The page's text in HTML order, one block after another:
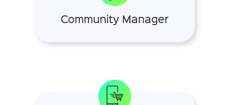
Community Manager